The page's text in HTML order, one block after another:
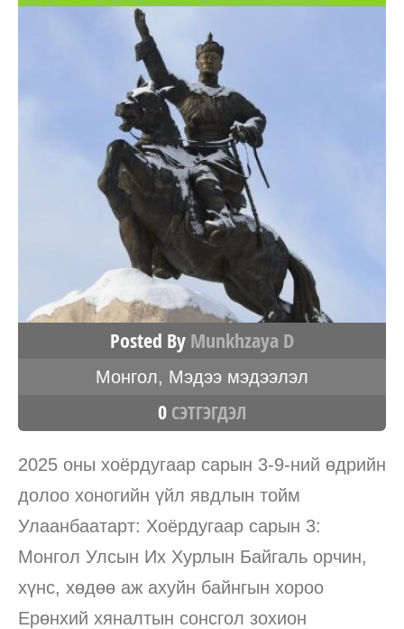
Posted By Munkhzaya D
Монгол, Мэдээ мэдээлэл
0 СЭТГЭГДЭЛ
2025 оны хоёрдугаар сарын 3-9-ний өдрийн
долоо хоногийн үйл явдлын тойм
Улаанбаатарт: Хоёрдугаар сарын 3:
Монгол Улсын Их Хурлын Байгаль орчин,
хүнс, хөдөө аж ахуйн байнгын хороо
Ерөнхий хяналтын сонсгол зохион